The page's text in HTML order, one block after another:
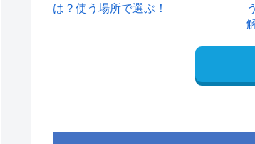
は？使う場所で選ぶ！